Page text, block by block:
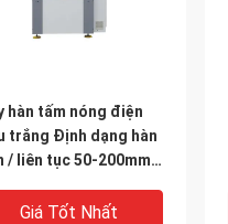
hàn tấm nóng điện
trắng Định dạng hàn
/ liên tục 50-200mm
Giá Tốt Nhất